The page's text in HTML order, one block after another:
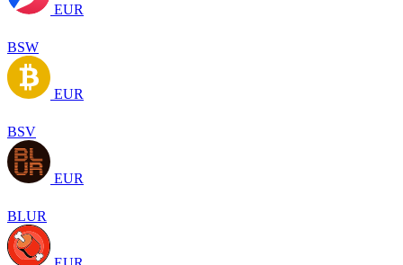
EUR
BSW
EUR
BSV
EUR
BLUR